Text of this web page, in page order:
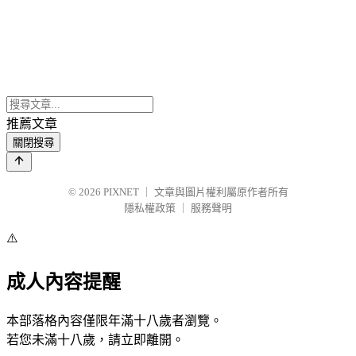
推薦文章
關閉搜尋
© 2026 PIXNET
文章與圖片權利屬原作者所有
隱私權政策
服務聲明
⚠️
成人內容提醒
本部落格內容僅限年滿十八歲者瀏覽。
若您未滿十八歲，請立即離開。